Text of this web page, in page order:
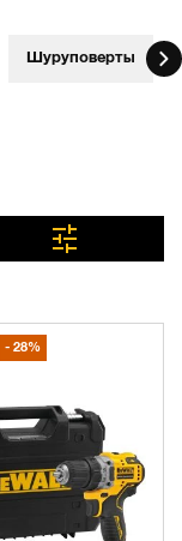
Шуруповерты
28%